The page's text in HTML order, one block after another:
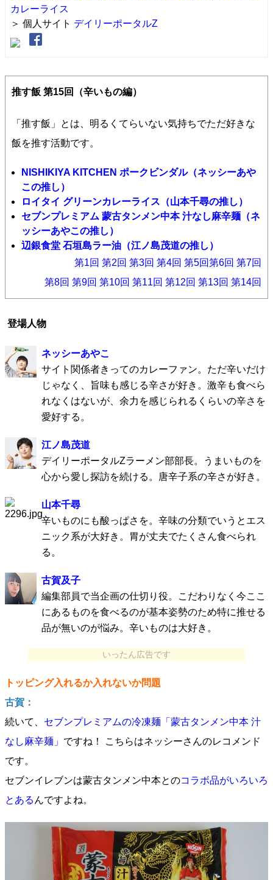
カレーライス
＞ 個人サイト デイリーポータルZ
推す飯 第15回（辛いもの編）
「推す飯」とは、明るくてらいない気持ちでただ好きな
飯を推す活動です。
NISHIKIYA KITCHEN ポークビンダル（ネッシーあや
この推し）
ロイタイ グリーンカレーライス（山本千尋の推し）
セブンプレミアム 蒙古タンメン中本 汁なし麻辛麺（ネ
ッシーあやこの推し）
辺銀食堂 石垣島ラー油（江ノ島茂道の推し）
第1回 第2回 第3回 第4回 第5回第6回 第7回
第8回 第9回 第10回 第11回 第12回 第13回 第14回
登場人物
ネッシーあやこ
サイト関係者きってのカレーファン。ただ辛いだけ
じゃなく、旨味も感じる辛さが好き。激辛も食べら
れなくはないが、余力を感じられるくらいの辛さを
愛好する。
江ノ島茂道
デイリーポータルZラーメン部部長。うまいものを
心から愛し探訪を続ける。唐辛子系の辛さが好き。
山本千尋
辛いものにも酸っぱさを。辛味の分類でいうとエス
ニック系が大好き。胃が丈夫でたくさん食べられ
る。
古賀及子
編集部員で当企画の仕切り役。こだわりなく今ここ
にあるものを食べるのが基本姿勢のため特に推せる
品が無いのが悩み。辛いものは大好き。
いったん広告です
トッピング入れるか入れないか問題
古賀：
続いて、 セブンプレミアムの冷凍麺「蒙古タンメン中本 汁
なし麻辛麺」 ですね！ こちらはネッシーさんのレコメンド
です。
セブンイレブンは蒙古タンメン中本とのコラボ品がいろいろ
とある んですよね。